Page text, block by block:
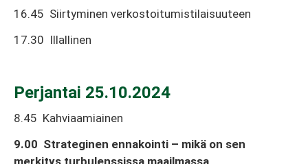
16.45 Siirtyminen verkostoitumistilaisuuteen
17.30 Illallinen
Perjantai 25.10.2024
8.45 Kahviaamiainen
9.00 Strateginen ennakointi – mikä on sen
merkitys turbulenssissa maailmassa